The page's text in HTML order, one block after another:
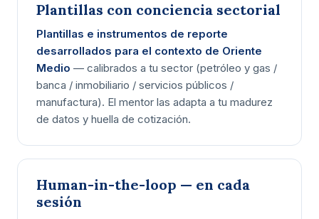
Plantillas con conciencia sectorial
Plantillas e instrumentos de reporte
desarrollados para el contexto de Oriente
Medio — calibrados a tu sector (petróleo y gas /
banca / inmobiliario / servicios públicos /
manufactura). El mentor las adapta a tu madurez
de datos y huella de cotización.
Human-in-the-loop — en cada
sesión